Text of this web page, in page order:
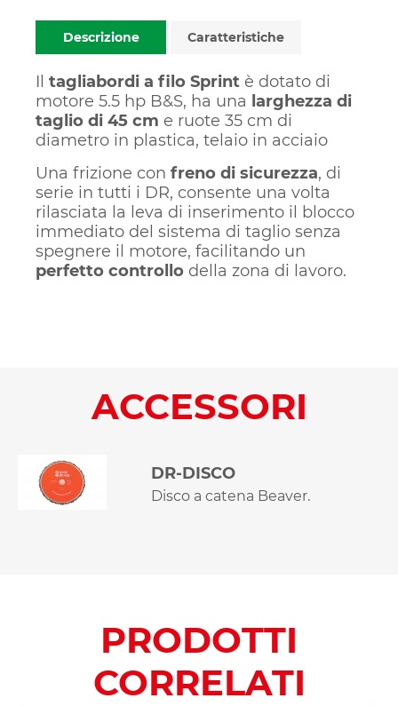
Descrizione Caratteristiche
Il tagliabordi a filo Sprint è dotato di
motore 5.5 hp B&S, ha una larghezza di
taglio di 45 cm e ruote 35 cm di
diametro in plastica, telaio in acciaio
Una frizione con freno di sicurezza, di
serie in tutti i DR, consente una volta
rilasciata la leva di inserimento il blocco
immediato del sistema di taglio senza
spegnere il motore, facilitando un
perfetto controllo della zona di lavoro.
ACCESSORI
DR-DISCO
Disco a catena Beaver.
PRODOTTI
CORRELATI